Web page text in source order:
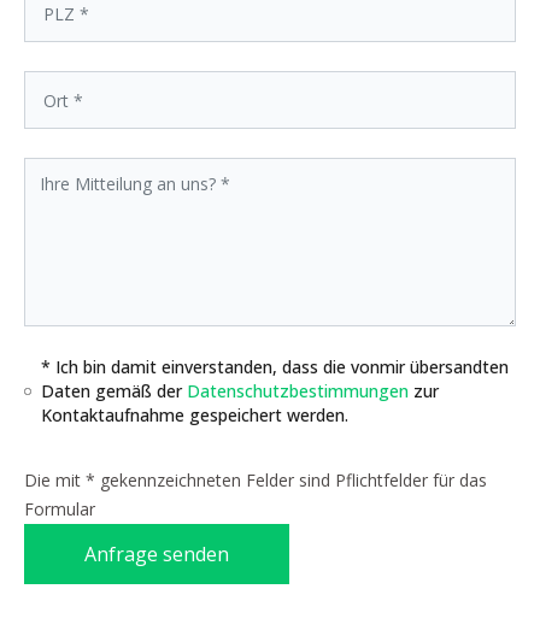
* Ich bin damit einverstanden, dass die vonmir übersandten
Daten gemäß der Datenschutzbestimmungen zur
Kontaktaufnahme gespeichert werden.
Die mit * gekennzeichneten Felder sind Pflichtfelder für das
Formular
Anfrage senden